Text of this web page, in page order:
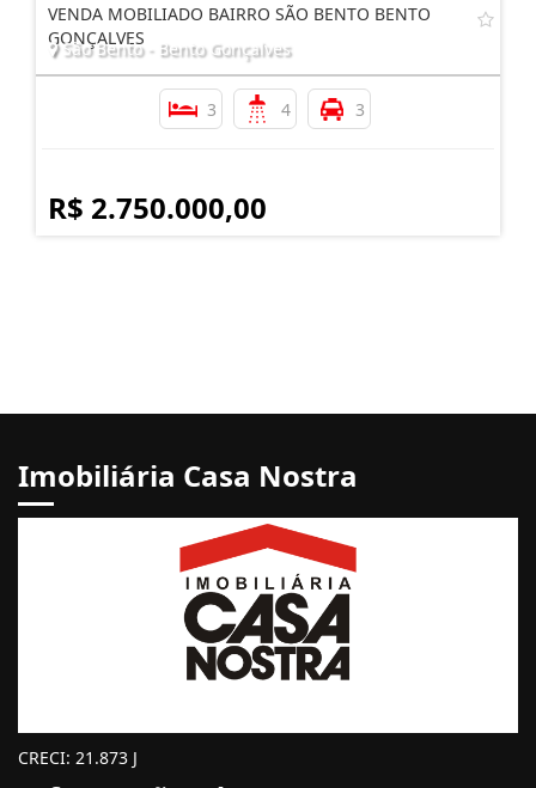
VENDA MOBILIADO BAIRRO SÃO BENTO BENTO
GONÇALVES
São Bento - Bento Gonçalves
3 4 3
R$ 2.750.000,00
Imobiliária Casa Nostra
CRECI: 21.873 J